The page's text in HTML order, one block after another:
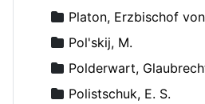
Platon, Erzbischof
Pol'skij, M.
Polderwart,
Polistschuk, E. S.